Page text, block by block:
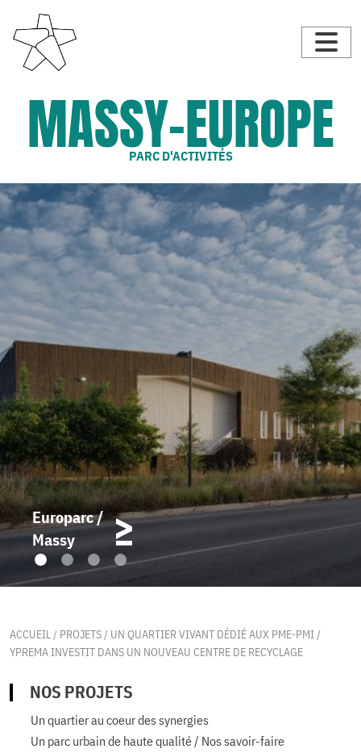
MASSY-EUROPE
PARC D'ACTIVITÉS
Europarc /
Massy
ACCUEIL/ PROJETS/ UN QUARTIER VIVANT DÉDIÉ AUX PME-PMI/
YPREMA INVESTIT DANS UN NOUVEAU CENTRE DE RECYCLAGE
NOS PROJETS
Un quartier au coeur des synergies
Un parc urbain de haute qualité / Nos savoir-faire